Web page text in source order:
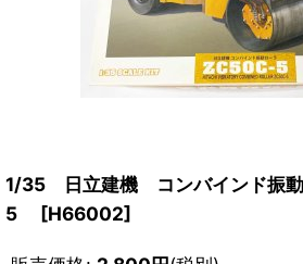
1/35 日立建機 コンバインド振
5
[H66002]